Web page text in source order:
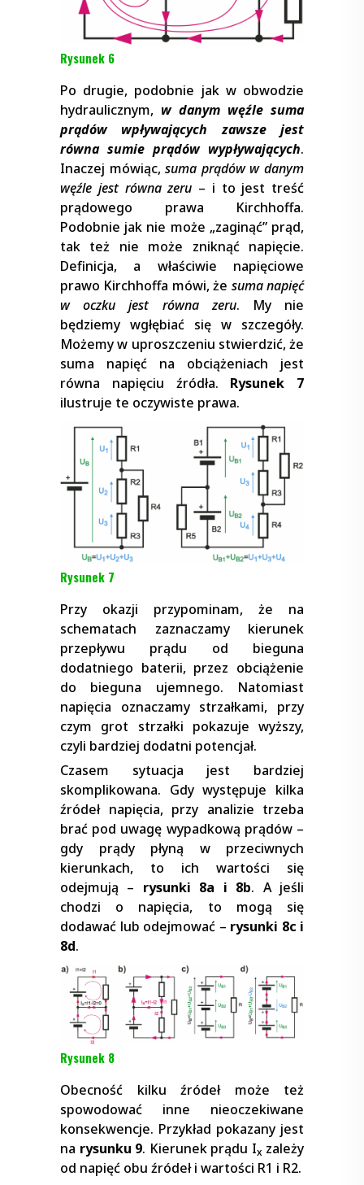
Rysunek 6
Po drugie, podobnie jak w obwodzie
hydraulicznym, w danym węźle suma
prądów wpływających zawsze jest
równa sumie prądów wypływających.
Inaczej mówiąc,suma prądów w danym
węźle jest równa zeru – i to jest treść
prądowego prawa Kirchhoffa.
Podobnie jak nie może „zaginąć” prąd,
tak też nie może zniknąć napięcie.
Definicja, a właściwie napięciowe
prawo Kirchhoffa mówi, że suma napięć
w oczku jest równa zeru. My nie
będziemy wgłębiać się w szczegóły.
Możemy w uproszczeniu stwierdzić, że
suma napięć na obciążeniach jest
równa napięciu źródła. Rysunek 7
ilustruje te oczywiste prawa.
Rysunek 7
Przy okazji przypominam, że na
schematach zaznaczamy kierunek
przepływu prądu od bieguna
dodatniego baterii, przez obciążenie
do bieguna ujemnego. Natomiast
napięcia oznaczamy strzałkami, przy
czym grot strzałki pokazuje wyższy,
czyli bardziej dodatni potencjał.
Czasem sytuacja jest bardziej
skomplikowana. Gdy występuje kilka
źródeł napięcia, przy analizie trzeba
brać pod uwagę wypadkową prądów –
gdy prądy płyną w przeciwnych
kierunkach, to ich wartości się
odejmują – rysunki 8a i 8b. A jeśli
chodzi o napięcia, to mogą się
dodawać lub odejmować – rysunki 8c i
8d.
Rysunek 8
Obecność kilku źródeł może też
spowodować inne nieoczekiwane
konsekwencje. Przykład pokazany jest
na rysunku 9. Kierunek prądu Ix zależy
od napięć obu źródeł i wartości R1 i R2.